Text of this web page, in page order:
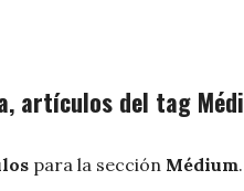
artículos del tag
para la sección Médium.